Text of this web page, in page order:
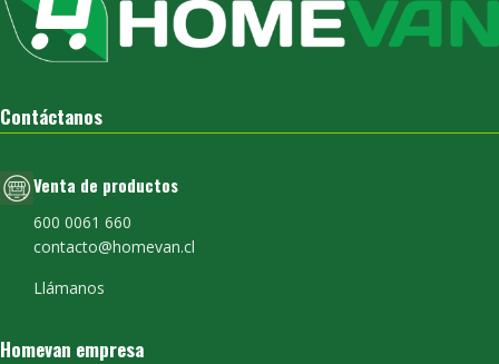
Contáctanos
Venta de productos
600 0061 660
contacto@homevan.cl
Llámanos
Homevan empresa